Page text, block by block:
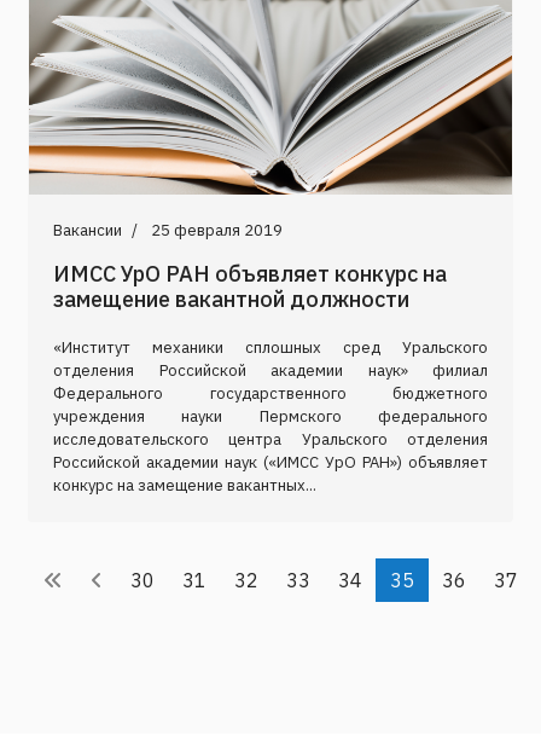
Вакансии 25 февраля 2019
ИМСС УрО РАН объявляет конкурс на
замещение вакантной должности
«Институт механики сплошных сред Уральского
отделения Российской академии наук» филиал
Федерального государственного бюджетного
учреждения науки Пермского федерального
исследовательского центра Уральского отделения
Российской академии наук («ИМСС УрО РАН») объявляет
конкурс на замещение вакантных...
30 31 32 33 34 35 36 37